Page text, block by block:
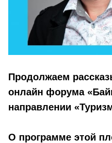
Продолжаем
онлайн форума
направлении
О программе этой